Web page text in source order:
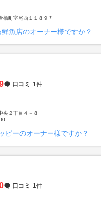
橋町室尾西１１８９７
鮮魚店のオーナー様ですか？
口コミ 1件
央２丁目４－８
ピーのオーナー様ですか？
口コミ 1件